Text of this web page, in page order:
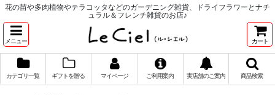
花の苗や多肉植物やテラコッタなどのガーデニング雑貨、ドライフラワーとナチ
ュラル＆フレンチ雑貨のお店♪
メニュー カート
カテゴリ一覧 ギフトを贈る マイページ ご利用案内 実店舗のご案内 商品検索